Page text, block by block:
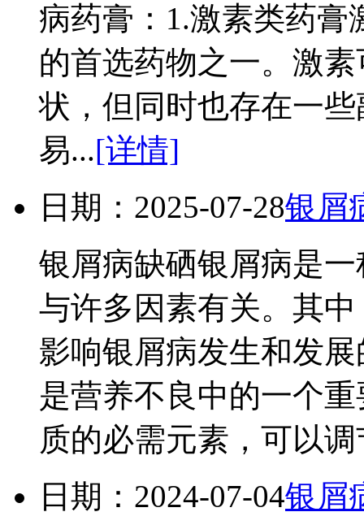
病药膏：1.激素类药
的首选药物之一。激
状，但同时也存在一
易...[详情]
日期：2025-07-28银屑
银屑病缺硒银屑病是
与许多因素有关。其
影响银屑病发生和发
是营养不良中的一个
质的必需元素，可以
日期：2024-07-04银屑